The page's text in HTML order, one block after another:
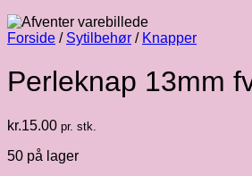
Forside / Sytilbehør / Knapper
Perleknap 13mm
kr.15.00 pr. stk.
50 på lager